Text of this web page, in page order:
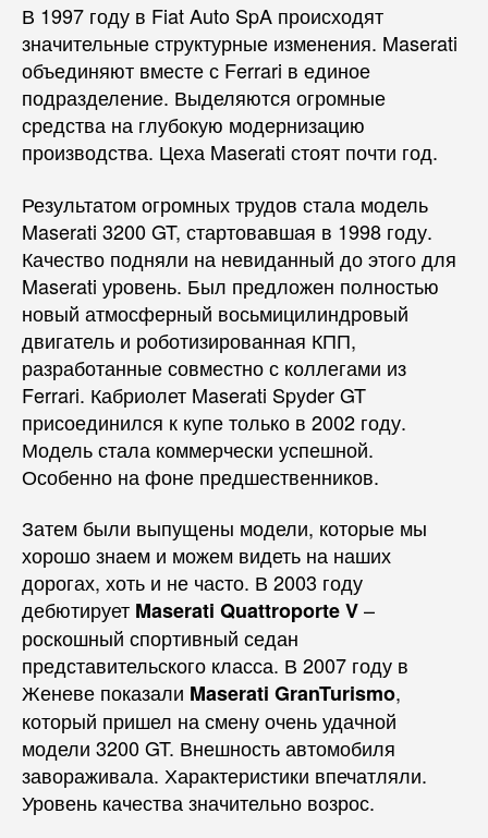
В 1997 году в Fiat Auto SpA происходят
значительные структурные изменения. Maserati
объединяют вместе с Ferrari в единое
подразделение. Выделяются огромные
средства на глубокую модернизацию
производства. Цеха Maserati стоят почти год.
Результатом огромных трудов стала модель
Maserati 3200 GT, стартовавшая в 1998 году.
Качество подняли на невиданный до этого для
Maserati уровень. Был предложен полностью
новый атмосферный восьмицилиндровый
двигатель и роботизированная КПП,
разработанные совместно с коллегами из
Ferrari. Кабриолет Maserati Spyder GT
присоединился к купе только в 2002 году.
Модель стала коммерчески успешной.
Особенно на фоне предшественников.
Затем были выпущены модели, которые мы
хорошо знаем и можем видеть на наших
дорогах, хоть и не часто. В 2003 году
дебютирует Maserati Quattroporte V–
роскошный спортивный седан
представительского класса. В 2007 году в
Женеве показали Maserati GranTurismo,
который пришел на смену очень удачной
модели 3200 GT. Внешность автомобиля
завораживала. Характеристики впечатляли.
Уровень качества значительно возрос.